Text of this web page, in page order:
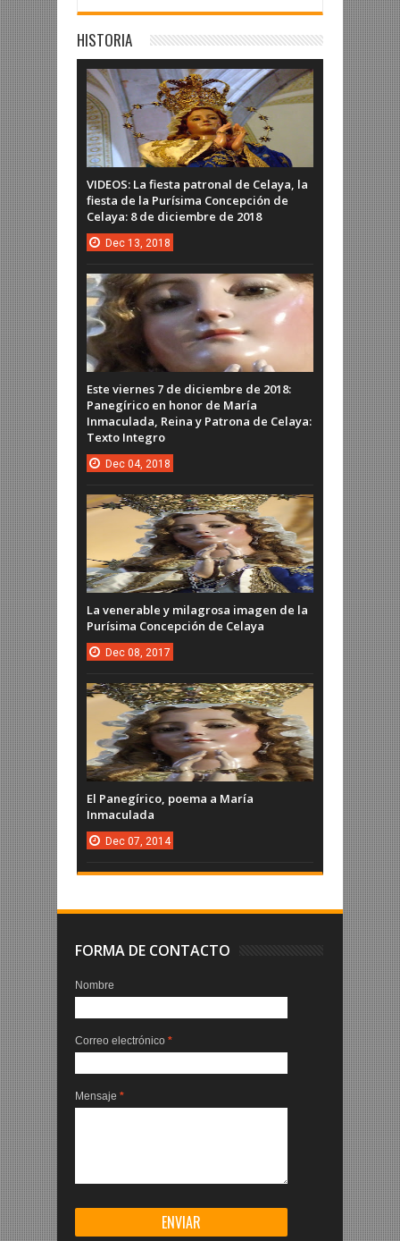
HISTORIA
VIDEOS: La fiesta patronal de Celaya, la
fiesta de la Purísima Concepción de
Celaya: 8 de diciembre de 2018
Dec 13, 2018
Este viernes 7 de diciembre de 2018:
Panegírico en honor de María
Inmaculada, Reina y Patrona de Celaya:
Texto Integro
Dec 04, 2018
La venerable y milagrosa imagen de la
Purísima Concepción de Celaya
Dec 08, 2017
El Panegírico, poema a María
Inmaculada
Dec 07, 2014
FORMA DE CONTACTO
Nombre
Correo electrónico *
Mensaje *